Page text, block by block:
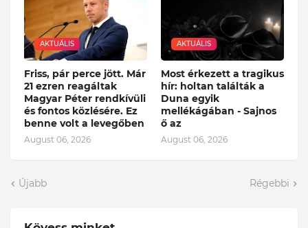
AKTUÁLIS
Friss, pár perce jött. Már
21 ezren reagáltak
Magyar Péter rendkívüli
és fontos közlésére. Ez
benne volt a levegőben
August 06, 2026
AKTUÁLIS
Most érkezett a tragikus
hír: holtan találták a
Duna egyik
mellékágában - Sajnos
ő az
August 06, 2026
Újabb Régebbi